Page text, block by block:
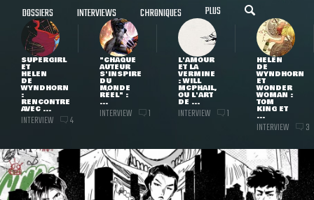
DOSSIERS INTERVIEWS CHRONIQUES PLUS
SUPERGIRL
ET
HELEN
DE
WYNDHORN
:
RENCONTRE
AVEC ...
INTERVIEW 4
"CHAQUE
AUTEUR
S'INSPIRE
DU
MONDE
RÉEL" :
...
INTERVIEW 1
L'AMOUR
ET LA
VERMINE
: WILL
MCPHAIL,
OU L'ART
DE ...
INTERVIEW 1
HELEN
DE
WYNDHORN
ET
WONDER
WOMAN :
TOM
KING ET
...
INTERVIEW 3